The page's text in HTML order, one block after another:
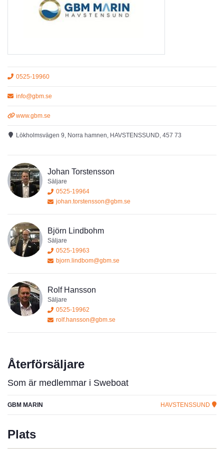
Presenthörna med marina prylar och gåvor
Sjömack & Minilivs
Diesel utan RME
det mesta du behöver inför dagens äventyr.
Gästhamn
servering.
Havstenssund Bistro & Deli
Telefon:070‑872 6666
Upplev Havstenssund
Ett perfekt nav för utflykter:
Västerut:Väderöarna – bara minuter bort
Norrut:Resö och vidare till Kosterfjorden
Nära både Strömstad och norska gränsen.
de 20 vackraste i världen.
0525-19960
info@gbm.se
www.gbm.se
Lökholmsvägen 9, Norra hamnen, HAVSTENSSUND, 457 73
Johan Torstensson
Säljare
0525-19964
johan.torstensson@gbm.se
Björn Lindbohm
Säljare
0525-19963
bjorn.lindbom@gbm.se
Rolf Hansson
Säljare
0525-19962
rolf.hansson@gbm.se
Återförsäljare
Som är medlemmar i Sweboat
GBM MARIN HAVSTENSSUND
Plats